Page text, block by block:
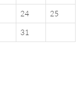
24
25
31